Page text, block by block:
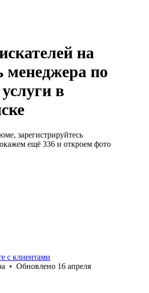
на
менеджера по
в
зарегистрируйтесь
ещё 336 и откроем фото
с клиентами
• Обновлено 16 апреля